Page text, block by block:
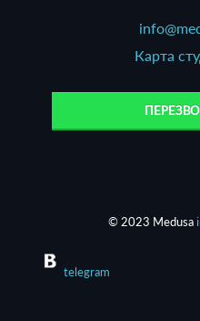
Карта
© 2023 Medusa
telegram